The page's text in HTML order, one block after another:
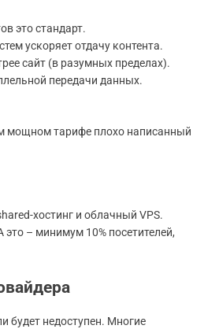
это стандарт.
ускоряет отдачу контента.
сайт (в разумных пределах).
передачи данных.
мощном тарифе плохо написанный
хостинг и облачный VPS.
это – минимум 10% посетителей,
будет недоступен. Многие